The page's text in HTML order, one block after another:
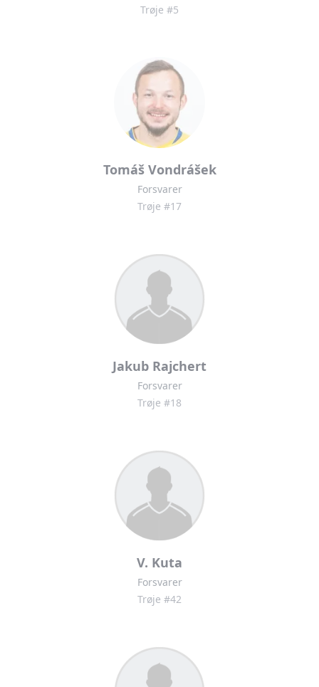
Trøje #5
Tomáš Vondrášek
Forsvarer
Trøje #17
Jakub Rajchert
Forsvarer
Trøje #18
V. Kuta
Forsvarer
Trøje #42